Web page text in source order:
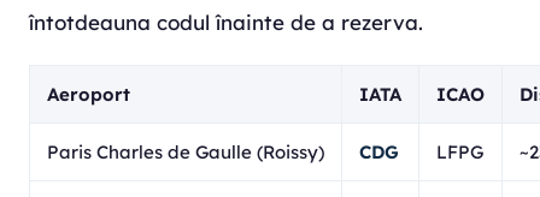
întotdeauna codul înainte de a rezerva.
Aeroport IATA ICAO
Paris Charles de Gaulle (Roissy) CDG LFPG